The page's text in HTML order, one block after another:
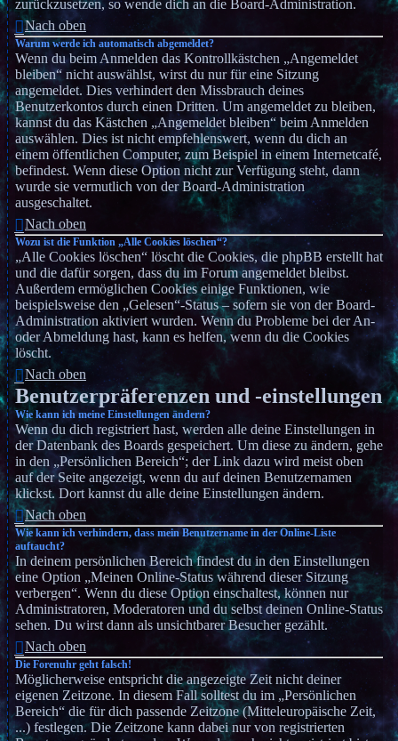
zurückzusetzen, so wende dich an die Board-Administration.
Nach oben
Warum werde ich automatisch abgemeldet?
Wenn du beim Anmelden das Kontrollkästchen „Angemeldet
bleiben“ nicht auswählst, wirst du nur für eine Sitzung
angemeldet. Dies verhindert den Missbrauch deines
Benutzerkontos durch einen Dritten. Um angemeldet zu bleiben,
kannst du das Kästchen „Angemeldet bleiben“ beim Anmelden
auswählen. Dies ist nicht empfehlenswert, wenn du dich an
einem öffentlichen Computer, zum Beispiel in einem Internetcafé,
befindest. Wenn diese Option nicht zur Verfügung steht, dann
wurde sie vermutlich von der Board-Administration
ausgeschaltet.
Nach oben
Wozu ist die Funktion „Alle Cookies löschen“?
„Alle Cookies löschen“ löscht die Cookies, die phpBB erstellt hat
und die dafür sorgen, dass du im Forum angemeldet bleibst.
Außerdem ermöglichen Cookies einige Funktionen, wie
beispielsweise den „Gelesen“-Status – sofern sie von der Board-
Administration aktiviert wurden. Wenn du Probleme bei der An-
oder Abmeldung hast, kann es helfen, wenn du die Cookies
löscht.
Nach oben
Benutzerpräferenzen und -einstellungen
Wie kann ich meine Einstellungen ändern?
Wenn du dich registriert hast, werden alle deine Einstellungen in
der Datenbank des Boards gespeichert. Um diese zu ändern, gehe
in den „Persönlichen Bereich“; der Link dazu wird meist oben
auf der Seite angezeigt, wenn du auf deinen Benutzernamen
klickst. Dort kannst du alle deine Einstellungen ändern.
Nach oben
Wie kann ich verhindern, dass mein Benutzername in der Online-Liste
auftaucht?
In deinem persönlichen Bereich findest du in den Einstellungen
eine Option „Meinen Online-Status während dieser Sitzung
verbergen“. Wenn du diese Option einschaltest, können nur
Administratoren, Moderatoren und du selbst deinen Online-Status
sehen. Du wirst dann als unsichtbarer Besucher gezählt.
Nach oben
Die Forenuhr geht falsch!
Möglicherweise entspricht die angezeigte Zeit nicht deiner
eigenen Zeitzone. In diesem Fall solltest du im „Persönlichen
Bereich“ die für dich passende Zeitzone (Mitteleuropäische Zeit,
...) festlegen. Die Zeitzone kann dabei nur von registrierten